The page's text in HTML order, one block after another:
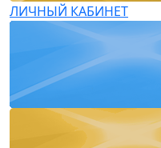
ЛИЧНЫЙ КАБИНЕТ